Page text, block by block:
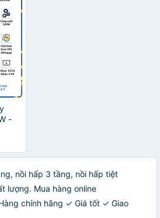
-
nồi hấp 3 tầng, nồi hấp tiệt
lượng. Mua hàng online
chính hãng ✓ Giá tốt ✓ Giao